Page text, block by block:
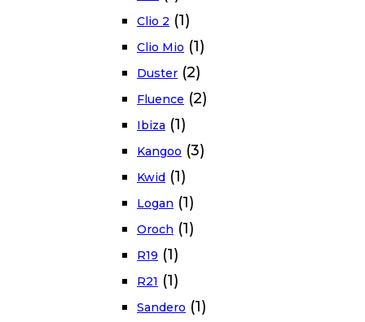
Clio 2 (1)
Clio Mio (1)
Duster (2)
Fluence (2)
Ibiza (1)
Kangoo (3)
Kwid (1)
Logan (1)
Oroch (1)
R19 (1)
R21 (1)
Sandero (1)